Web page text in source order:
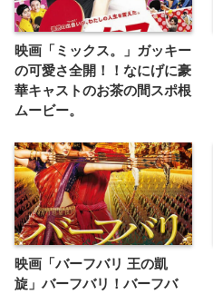
映画「ミックス。」ガッキー
の可愛さ全開！！なにげに豪
華キャストのお茶の間スポ根
ムービー。
映画「バーフバリ 王の凱
旋」バーフバリ！バーフバ